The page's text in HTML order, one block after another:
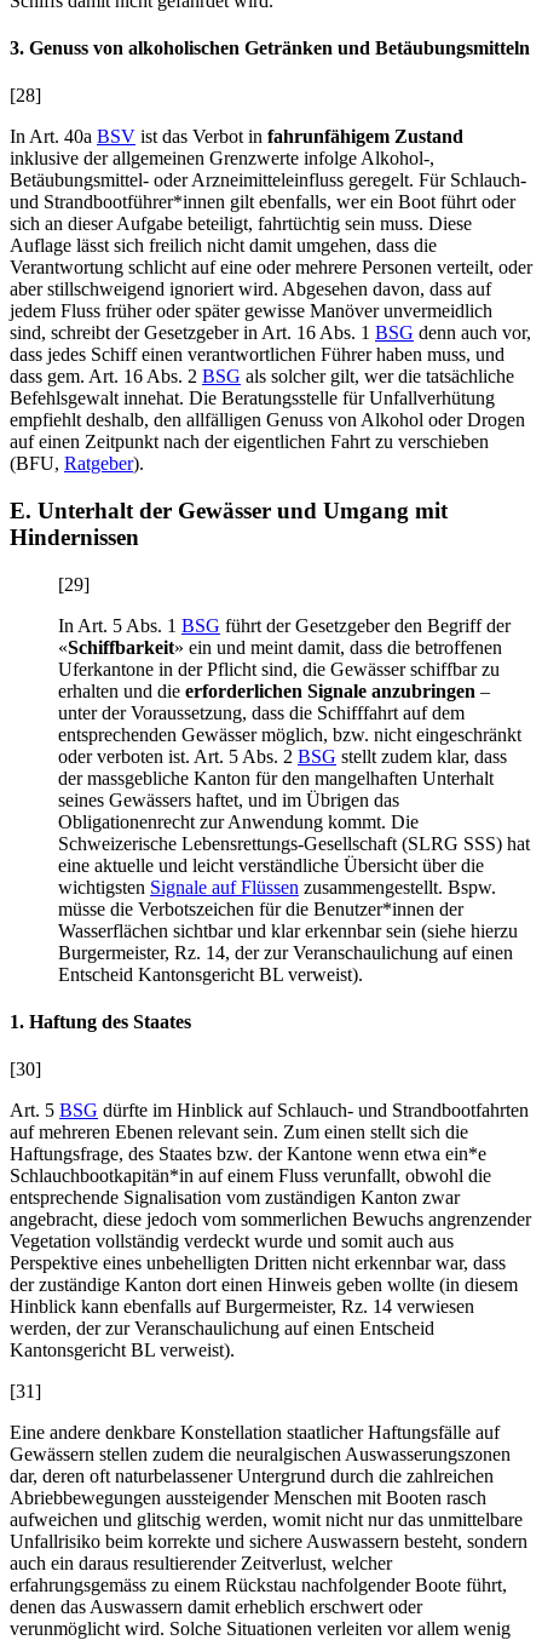
3. Genuss von alkoholischen Getränken und Betäubungsmitteln
[28]
In Art. 40a BSV ist das Verbot in fahrunfähigem Zustand
inklusive der allgemeinen Grenzwerte infolge Alkohol-,
Betäubungsmittel- oder Arzneimitteleinfluss geregelt. Für Schlauch-
und Strandbootführer*innen gilt ebenfalls, wer ein Boot führt oder
sich an dieser Aufgabe beteiligt, fahrtüchtig sein muss. Diese
Auflage lässt sich freilich nicht damit umgehen, dass die
Verantwortung schlicht auf eine oder mehrere Personen verteilt, oder
aber stillschweigend ignoriert wird. Abgesehen davon, dass auf
jedem Fluss früher oder später gewisse Manöver unvermeidlich
sind, schreibt der Gesetzgeber in Art. 16 Abs. 1 BSG denn auch vor,
dass jedes Schiff einen verantwortlichen Führer haben muss, und
dass gem. Art. 16 Abs. 2 BSG als solcher gilt, wer die tatsächliche
Befehlsgewalt innehat. Die Beratungsstelle für Unfallverhütung
empfiehlt deshalb, den allfälligen Genuss von Alkohol oder Drogen
auf einen Zeitpunkt nach der eigentlichen Fahrt zu verschieben
(BFU, Ratgeber).
E. Unterhalt der Gewässer und Umgang mit
Hindernissen
[29]
In Art. 5 Abs. 1 BSG führt der Gesetzgeber den Begriff der
«Schiffbarkeit» ein und meint damit, dass die betroffenen
Uferkantone in der Pflicht sind, die Gewässer schiffbar zu
erhalten und die erforderlichen Signale anzubringen –
unter der Voraussetzung, dass die Schifffahrt auf dem
entsprechenden Gewässer möglich, bzw. nicht eingeschränkt
oder verboten ist. Art. 5 Abs. 2 BSG stellt zudem klar, dass
der massgebliche Kanton für den mangelhaften Unterhalt
seines Gewässers haftet, und im Übrigen das
Obligationenrecht zur Anwendung kommt. Die
Schweizerische Lebensrettungs-Gesellschaft (SLRG SSS) hat
eine aktuelle und leicht verständliche Übersicht über die
wichtigsten Signale auf Flüssen zusammengestellt. Bspw.
müsse die Verbotszeichen für die Benutzer*innen der
Wasserflächen sichtbar und klar erkennbar sein (siehe hierzu
Burgermeister, Rz. 14, der zur Veranschaulichung auf einen
Entscheid Kantonsgericht BL verweist).
1. Haftung des Staates
[30]
Art. 5 BSG dürfte im Hinblick auf Schlauch- und Strandbootfahrten
auf mehreren Ebenen relevant sein. Zum einen stellt sich die
Haftungsfrage, des Staates bzw. der Kantone wenn etwa ein*e
Schlauchbootkapitän*in auf einem Fluss verunfallt, obwohl die
entsprechende Signalisation vom zuständigen Kanton zwar
angebracht, diese jedoch vom sommerlichen Bewuchs angrenzender
Vegetation vollständig verdeckt wurde und somit auch aus
Perspektive eines unbehelligten Dritten nicht erkennbar war, dass
der zuständige Kanton dort einen Hinweis geben wollte (in diesem
Hinblick kann ebenfalls aufBurgermeister, Rz. 14 verwiesen
werden, der zur Veranschaulichung auf einen Entscheid
Kantonsgericht BL verweist).
[31]
Eine andere denkbare Konstellation staatlicher Haftungsfälle auf
Gewässern stellen zudem die neuralgischen Auswasserungszonen
dar, deren oft naturbelassener Untergrund durch die zahlreichen
Abriebbewegungen aussteigender Menschen mit Booten rasch
aufweichen und glitschig werden, womit nicht nur das unmittelbare
Unfallrisiko beim korrekte und sichere Auswassern besteht, sondern
auch ein daraus resultierender Zeitverlust, welcher
erfahrungsgemäss zu einem Rückstau nachfolgender Boote führt,
denen das Auswassern damit erheblich erschwert oder
verunmöglicht wird. Solche Situationen verleiten vor allem wenig